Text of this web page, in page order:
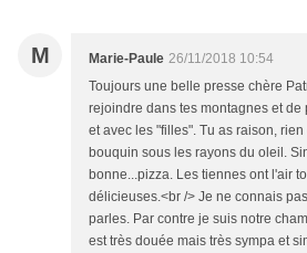
M Marie-Paule 26/11/2018 10:54
Toujours une belle presse chère
rejoindre dans tes montagnes et de
et avec les "filles". Tu as raison,
bouquin sous les rayons du oleil.
bonne...pizza. Les tiennes ont l'air
délicieuses.<br /> Je ne connais
parles. Par contre je suis notre
est très douée mais très sympa et